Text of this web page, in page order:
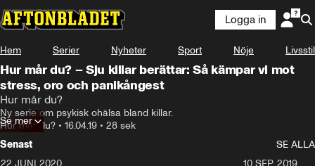
Logga in
Hem Serier Nyheter Sport Nöje Livsstil
Hur mår du? – Sju killar berättar: Så kämpar vi mot
stress, oro och panikångest
Hur mår du?
Ny serie om psykisk ohälsa bland killar.
Hur mår du? • 16.04.19 • 28 sek
Se mer
Senast
SE ALLA
22 JUNI 2020 10 SEP. 2019